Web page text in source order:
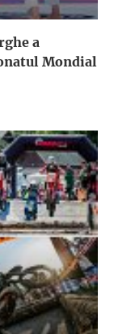
a
Mondial